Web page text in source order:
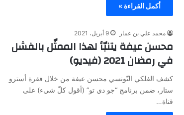
أكمل القراءة »
محمد علي بن عمار 9 أبريل، 2021
محسن عيفة يتنبّأ لهذا الممثّل بالفشل
في رمضان 2021 (فيديو)
كشف الفلكي التّونسي محسن عيفة من خلال فقرة أسترو
ستار، ضمن برنامج “جو دي تو” (أقول كلّ شيء) على
قناة…